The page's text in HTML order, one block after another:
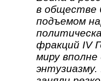
в обществе
подъемом
фракций IV
миру